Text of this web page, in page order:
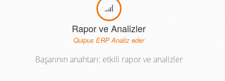
Rapor ve Analizler
Quipus ERP Analiz eder
Başarının anahtarı: etkili rapor ve analizler